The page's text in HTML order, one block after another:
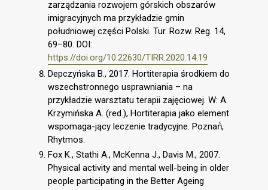
zarządzania rozwojem górskich obszarów
imigracyjnych ma przykładzie gmin
południowej części Polski. Tur. Rozw. Reg. 14,
69–80. DOI:
https://doi.org/10.22630/TIRR.2020.14.19
Depczyńska B., 2017. Hortiterapia środkiem do
wszechstronnego usprawniania – na
przykładzie warsztatu terapii zajęciowej. W: A.
Krzymińska A. (red.), Hortiterapia jako element
wspomaga-jący leczenie tradycyjne. Poznań́,
Rhytmos.
Fox K., Stathi A., McKenna J., Davis M., 2007.
Physical activity and mental well-being in older
people participating in the Better Ageing